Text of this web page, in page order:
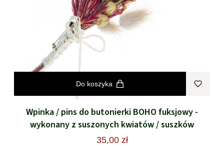
Do koszyka
Wpinka / pins do butonierki BOHO fuksjowy -
wykonany z suszonych kwiatów / suszków
35,00 zł